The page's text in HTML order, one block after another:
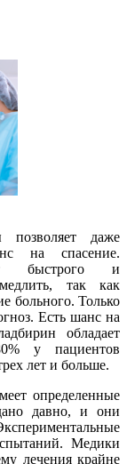
даже
на спасение.
быстрого и
так как
больного. Только
Есть шанс на
обладает
у пациентов
лет и больше.
определенные
давно, и они
Медики
лечения крайне